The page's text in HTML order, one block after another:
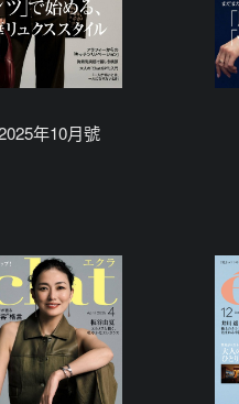
年10月號